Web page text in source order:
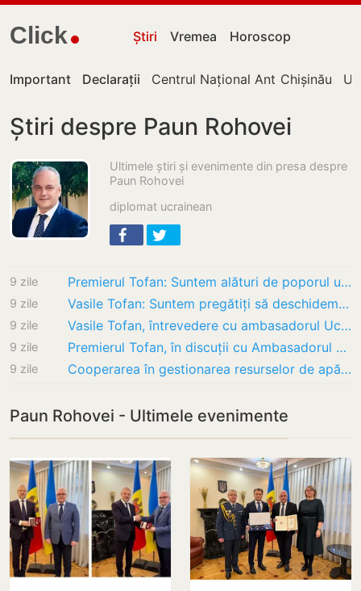
Click Știri Vremea Horoscop
Important Declarații Centrul Național Anticorupție
Chișinău
Știri despre Paun Rohovei
Ultimele știri și evenimente din presa despre
Paun Rohovei
diplomat ucrainean
9 zile Premierul Tofan: Suntem alături de poporul ucrainean, care apără nu doar propria țară, ci…
9 zile Vasile Tofan: Suntem pregătiți să deschidem toate clusterele rămase și să continuăm…
9 zile Vasile Tofan, întrevedere cu ambasadorul Ucrainei la Chișinău: proiectele comune discutate
9 zile Premierul Tofan, în discuții cu Ambasadorul Ucrainei în Republica Moldova
9 zile Cooperarea în gestionarea resurselor de apă ale râului Nistru și construcția podului…
Paun Rohovei - Ultimele evenimente